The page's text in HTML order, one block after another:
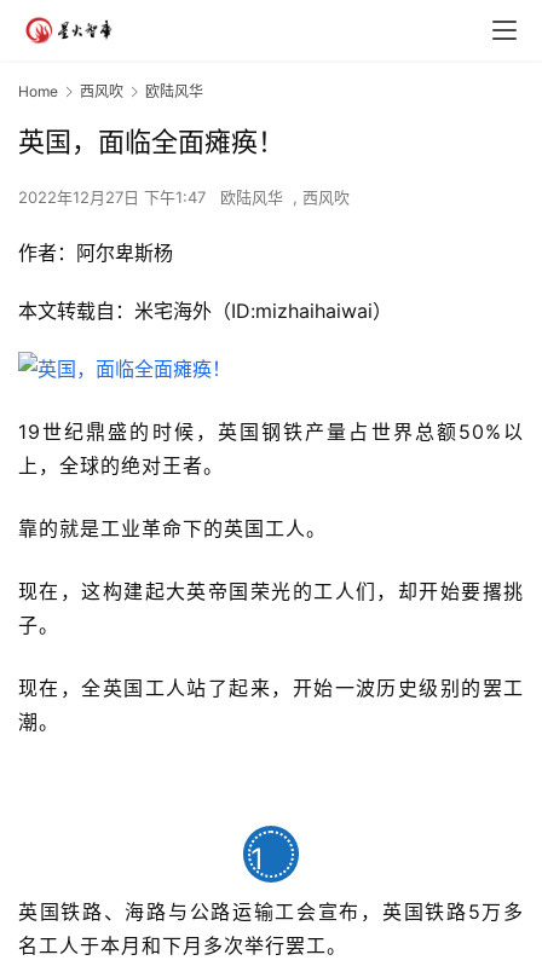
Home 西风吹 欧陆风华
英国，面临全面瘫痪！
2022年12月27日 下午1:47 欧陆风华 , 西风吹
作者： 阿尔卑斯杨
本文转载自： 米宅海外 （ID:mizhaihaiwai）
19世纪鼎盛的时候，英国钢铁产量占世界总额50%以
上，全球的绝对王者。
靠的就是工业革命下的英国工人。
现在，这构建起大英帝国荣光的工人们，却开始要撂挑
子。
现在，全英国工人站了起来，开始一波历史级别的罢工
潮。
1
英国铁路、海路与公路运输工会宣布，英国铁路5万多
名工人于本月和下月多次举行罢工。